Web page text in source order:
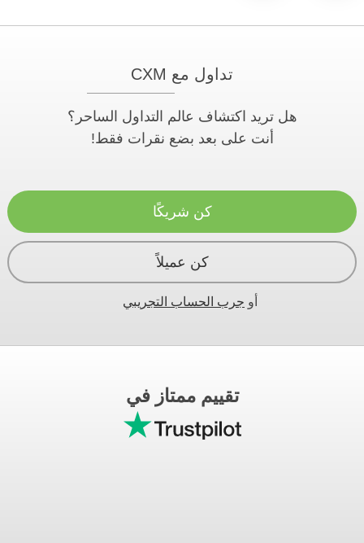
تداول مع CXM
هل تريد اكتشاف عالم التداول الساحر؟
أنت على بعد بضع نقرات فقط!
كن شريكًا
كن عميلاً
أو جرب الحساب التجريبي
تقييم ممتاز في